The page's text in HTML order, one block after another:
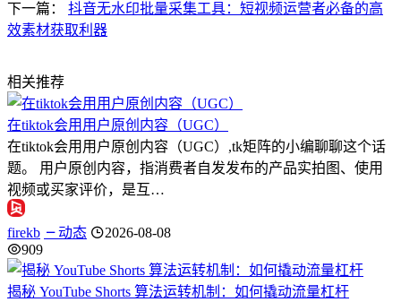
下一篇：
抖音无水印批量采集工具：短视频运营者必备的高
效素材获取利器
相关推荐
在tiktok会用用户原创内容（UGC）
在tiktok会用用户原创内容（UGC）,tk矩阵的小编聊聊这个话
题。 用户原创内容，指消费者自发发布的产品实拍图、使用
视频或买家评价，是互…
firekb 动态
2026-08-08
909
揭秘 YouTube Shorts 算法运转机制：如何撬动流量杠杆